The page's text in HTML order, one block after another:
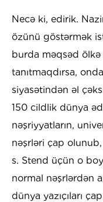
Necə ki, edirik.
özünü göstərmək
burda məqsəd ölkə
tanıtmaqdırsa,
siyasətindən əl
150 cildlik dünya
nəşriyyatların,
nəşrləri çap olunub,
s. Stend üçün o
normal nəşrlərdən
dünya yazıçıları